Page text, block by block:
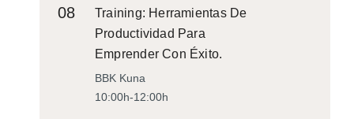
08
Training: Herramientas De
Productividad Para
Emprender Con Éxito.
BBK Kuna
10:00h-12:00h